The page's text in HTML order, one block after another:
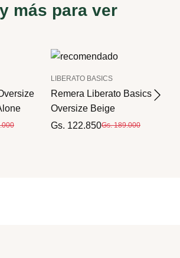
más para ver
LIBERATO BASICS
Remera Liberato Basics
Oversize Beige
Gs. 122.850Gs. 189.000